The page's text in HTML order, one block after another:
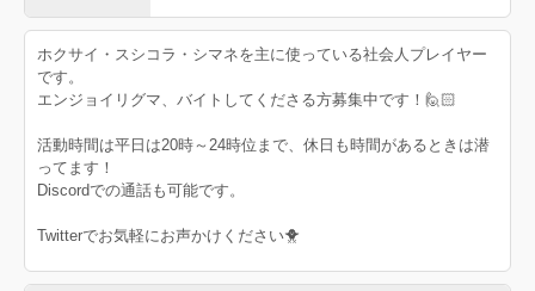
ホクサイ・スシコラ・シマネを主に使っている社会人プレイヤー
です。
エンジョイリグマ、バイトしてくださる方募集中です！🙋🏻
活動時間は平日は20時～24時位まで、休日も時間があるときは潜
ってます！
Discordでの通話も可能です。
Twitterでお気軽にお声かけください🐥